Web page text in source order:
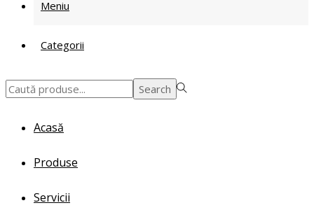
Meniu
Categorii
Search
Search
Acasă
Produse
Servicii